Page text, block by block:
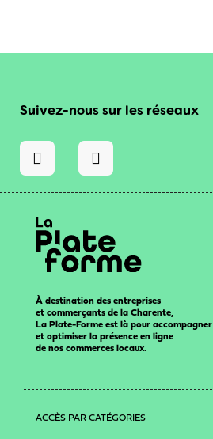
Suivez-nous sur les réseaux
À destination des entreprises
et commerçants de la Charente,
La Plate-Forme est là pour accompagner
et optimiser la présence en ligne
de nos commerces locaux.
ACCÈS PAR CATÉGORIES